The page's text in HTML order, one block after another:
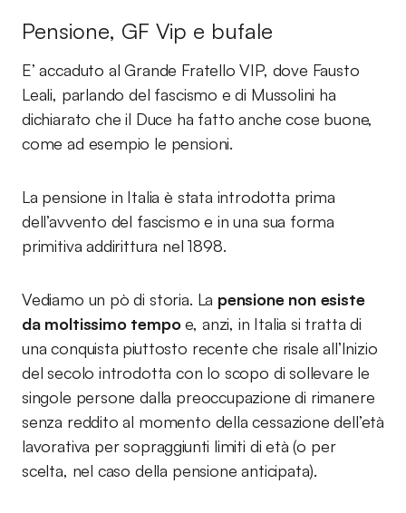
Pensione, GF Vip e bufale
E’ accaduto al Grande Fratello VIP, dove Fausto
Leali, parlando del fascismo e di Mussolini ha
dichiarato che il Duce ha fatto anche cose buone,
come ad esempio le pensioni.
La pensione in Italia è stata introdotta prima
dell’avvento del fascismo e in una sua forma
primitiva addirittura nel 1898.
Vediamo un pò di storia. La pensione non esiste
da moltissimo tempoe, anzi, in Italia si tratta di
una conquista piuttosto recente che risale all’Inizio
del secolo introdotta con lo scopo di sollevare le
singole persone dalla preoccupazione di rimanere
senza reddito al momento della cessazione dell’età
lavorativa per sopraggiunti limiti di età (o per
scelta, nel caso della pensione anticipata).